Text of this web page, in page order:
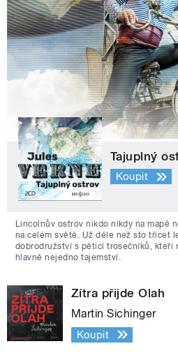
Tajuplný
Koupit
Lincolnův ostrov nikdo nikdy na mapě
na celém světě. Už déle než sto třicet
dobrodružství s pěticí trosečníků, kteří
hlavně nejedno tajemství.
Zítra přijde Olah
Martin Sichinger
Koupit